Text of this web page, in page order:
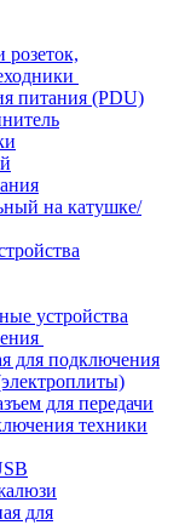
розеток,
питания (PDU)
на катушке/
устройства
для подключения
для передачи
техники
для